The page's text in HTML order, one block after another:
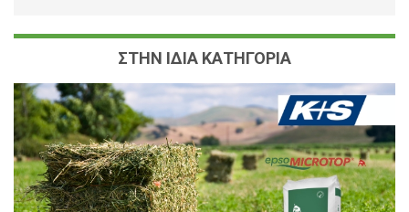
ΣΤΗΝ ΙΔΙΑ ΚΑΤΗΓΟΡΙΑ